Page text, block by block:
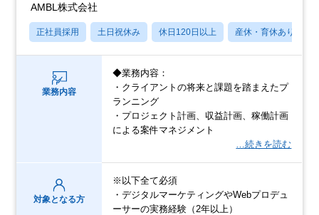
AMBL株式会社
正社員採用 土日祝休み 休日120日以上 産休・育休あり
業務内容
◆業務内容：
・クライアントの将来と課題を踏まえたプ
ランニング
・プロジェクト計画、収益計画、稼働計画
による案件マネジメント
…続きを読む
対象となる方
※以下全て必須
・デジタルマーケティングやWebプロデュ
ーサーの実務経験（2年以上）